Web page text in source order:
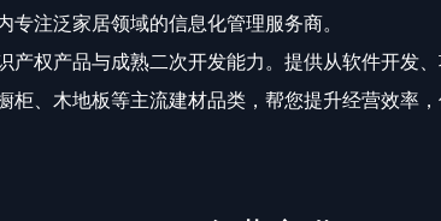
注泛家居领域的信息化管理服务商。
产权产品与成熟二次开发能力。提供从软件开发
、木地板等主流建材品类，帮您提升经营效率